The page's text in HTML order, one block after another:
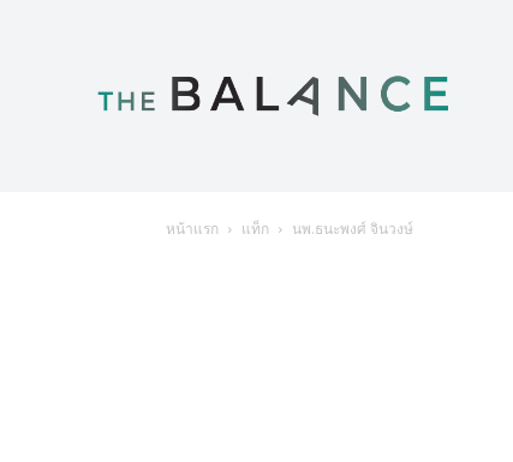
หน้าแรก แท็ก นพ.ธนะพงศ์ จินวงษ์